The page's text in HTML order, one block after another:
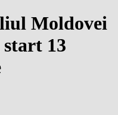
Moldovei
start 13